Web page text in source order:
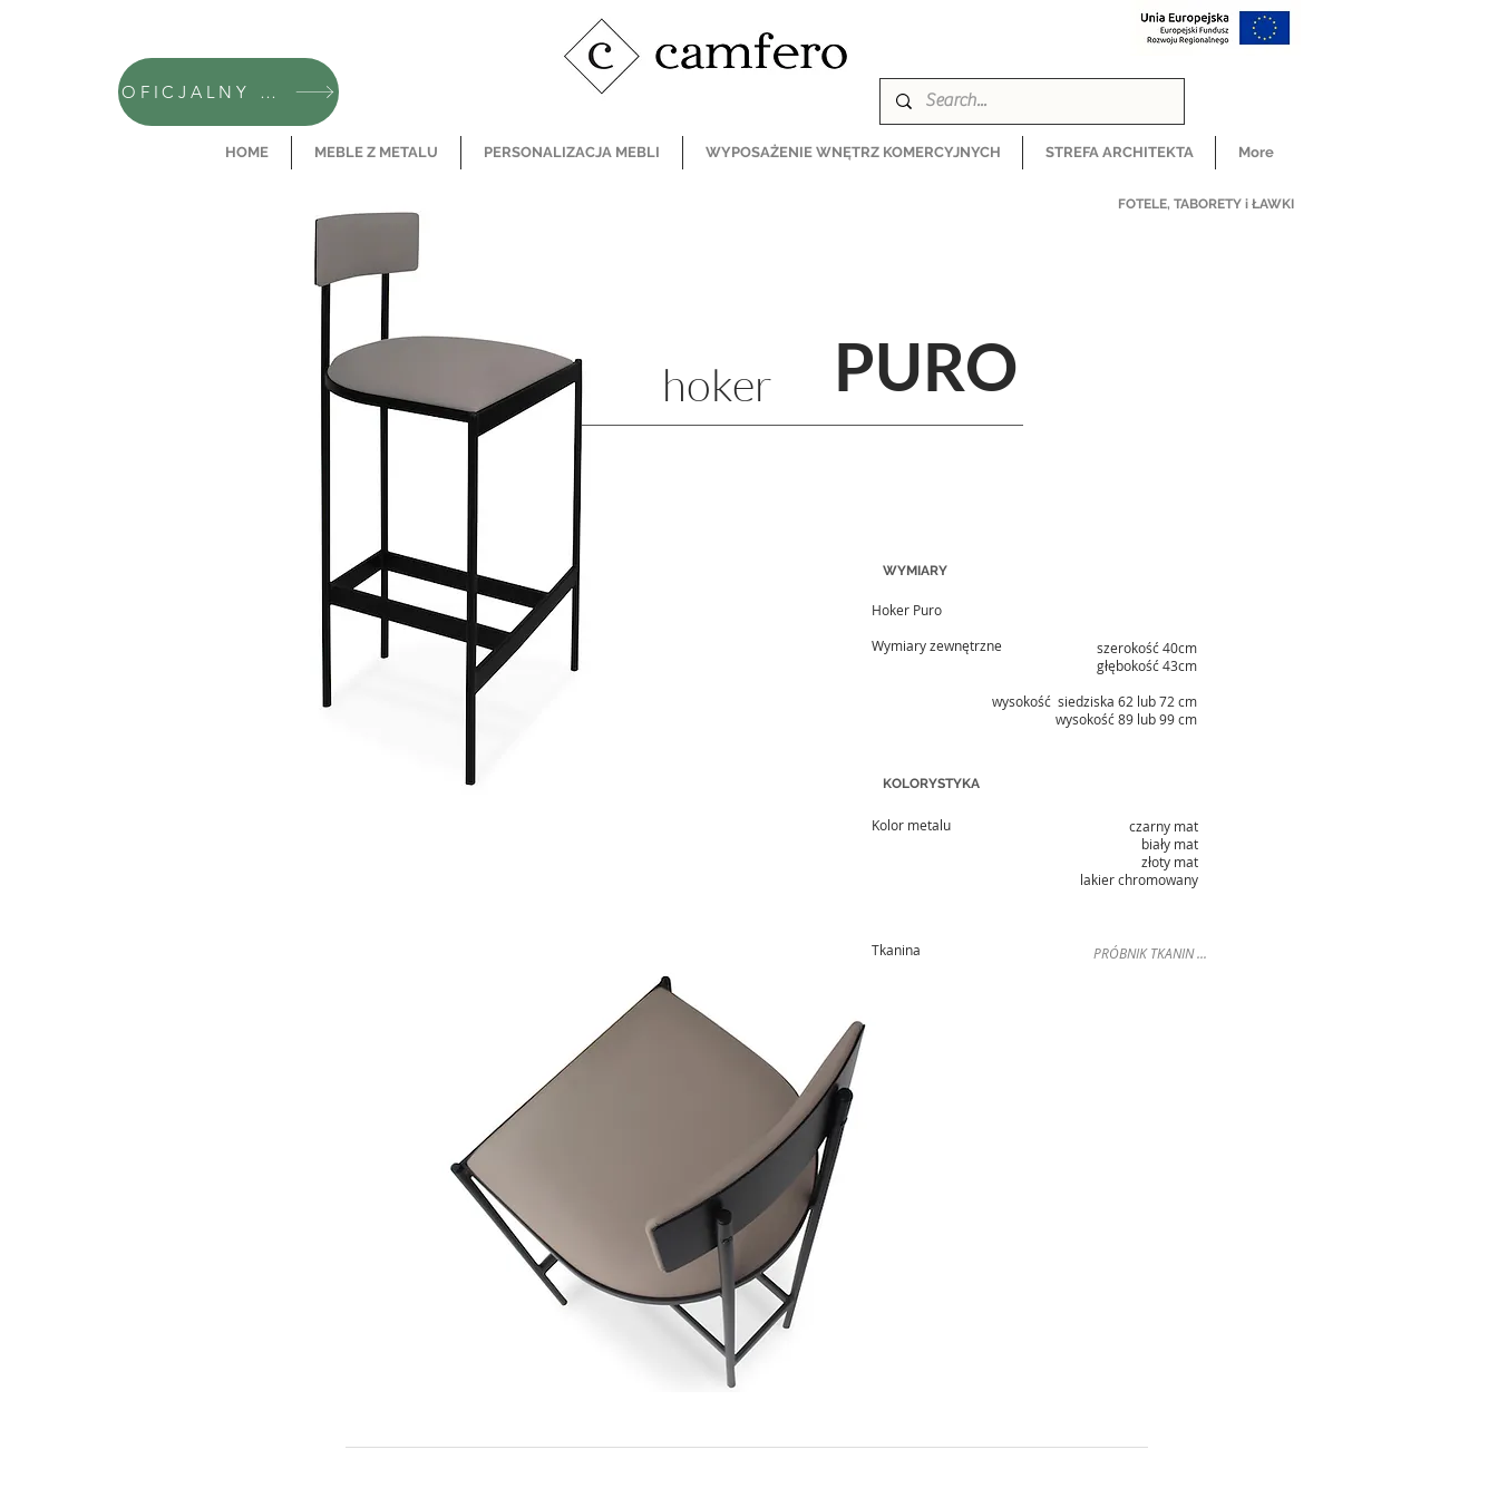
OFICJALNY SKLEP CAMFERO
HOME MEBLE Z METALU PERSONALIZACJA MEBLI WYPOSAŻENIE WNĘTRZ KOMERCYJNYCH STREFA ARCHITEKTA More
FOTELE, TABORETY i ŁAWKI
szerokość 40cm
głębokość 43cm
wysokość siedziska 62 lub 72 cm
wysokość 89 lub 99 cm
Hoker Puro
Wymiary zewnętrzne
KOLORYSTYKA
WYMIARY
hoker PURO
Kolor metalu
Tkanina
czarny mat
biały mat
złoty mat
lakier chromowany
PRÓBNIK TKANIN ...